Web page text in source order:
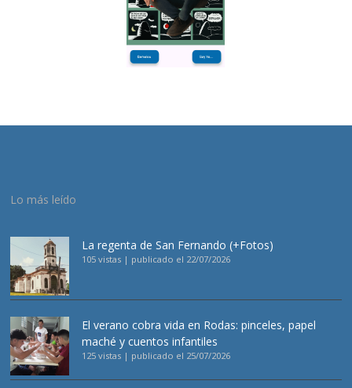
Lo más leído
La regenta de San Fernando (+Fotos)
105 vistas | publicado el 22/07/2026
El verano cobra vida en Rodas: pinceles, papel
maché y cuentos infantiles
125 vistas | publicado el 25/07/2026